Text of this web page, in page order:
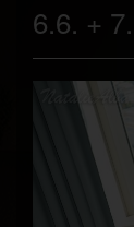
6.6. +